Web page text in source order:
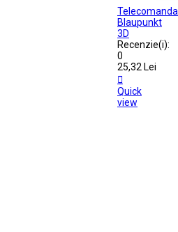
Telecomanda
Blaupunkt
3D
Recenzie(i):
0
25,32 Lei

Quick
view